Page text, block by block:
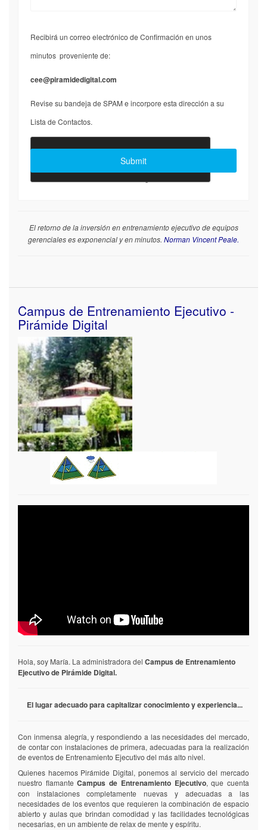
Recibirá un correo electrónico de Confirmación en unos
minutos proveniente de:
cee@piramidedigital.com
Revise su bandeja de SPAM e incorpore esta dirección a su
Lista de Contactos.
El retorno de la inversión en entrenamiento ejecutivo de equipos
gerenciales es exponencial y en minutos. Norman Vincent Peale.
Campus de Entrenamiento Ejecutivo -
Pirámide Digital
Hola, soy María. La administradora del Campus de Entrenamiento
Ejecutivo de Pirámide Digital.
El lugar adecuado para capitalizar conocimiento y experiencia...
Con inmensa alegría, y respondiendo a las necesidades del mercado,
de contar con instalaciones de primera, adecuadas para la realización
de eventos de Entrenamiento Ejecutivo del más alto nivel.
Quienes hacemos Pirámide Digital, ponemos al servicio del mercado
nuestro flamante Campus de Entrenamiento Ejecutivo, que cuenta
con instalaciones completamente nuevas y adecuadas a las
necesidades de los eventos que requieren la combinación de espacio
abierto y aulas que brindan comodidad y las facilidades tecnológicas
necesarias, en un ambiente de relax de mente y espíritu.